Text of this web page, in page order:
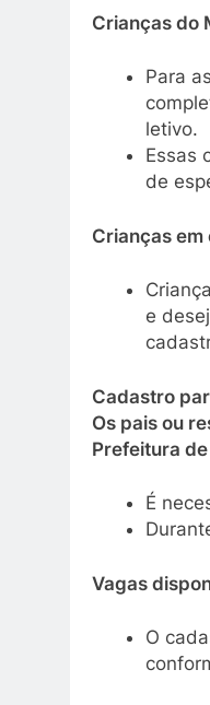
Crianças do
Para
letivo.
Essas
de
Crianças
e
Cadastro
Os pais ou
Prefeitura
É
Vagas
O